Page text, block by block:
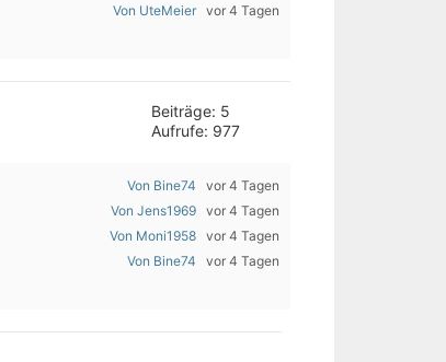
Von UteMeier vor 4 Tagen
Beiträge: 5
Aufrufe: 977
Von Bine74 vor 4 Tagen
Von Jens1969 vor 4 Tagen
Von Moni1958 vor 4 Tagen
Von Bine74 vor 4 Tagen